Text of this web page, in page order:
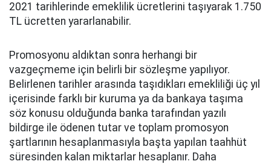
2021 tarihlerinde emeklilik ücretlerini taşıyarak 1.750
TL ücretten yararlanabilir.
Promosyonu aldıktan sonra herhangi bir
vazgeçmeme için belirli bir sözleşme yapılıyor.
Belirlenen tarihler arasında taşıdıkları emekliliği üç yıl
içerisinde farklı bir kuruma ya da bankaya taşıma
söz konusu olduğunda banka tarafından yazılı
bildirge ile ödenen tutar ve toplam promosyon
şartlarının hesaplanmasıyla başta yapılan taahhüt
süresinden kalan miktarlar hesaplanır. Daha